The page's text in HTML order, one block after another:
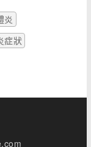
炎
症狀